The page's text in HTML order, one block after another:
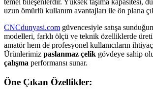
temel bileşenlerdir. Yüksek taşıma kapasitesi,
uzun ömürlü kullanım avantajları ile ön plana
CNCdunyasi.com güvencesiyle satışa
modelleri, farklı ölçü ve teknik özelliklerde
amatör hem de profesyonel kullanıcıların
Ürünlerimiz paslanmaz çelik gövdeye sahip
çalışma performansı sunar.
Öne Çıkan Özellikler: